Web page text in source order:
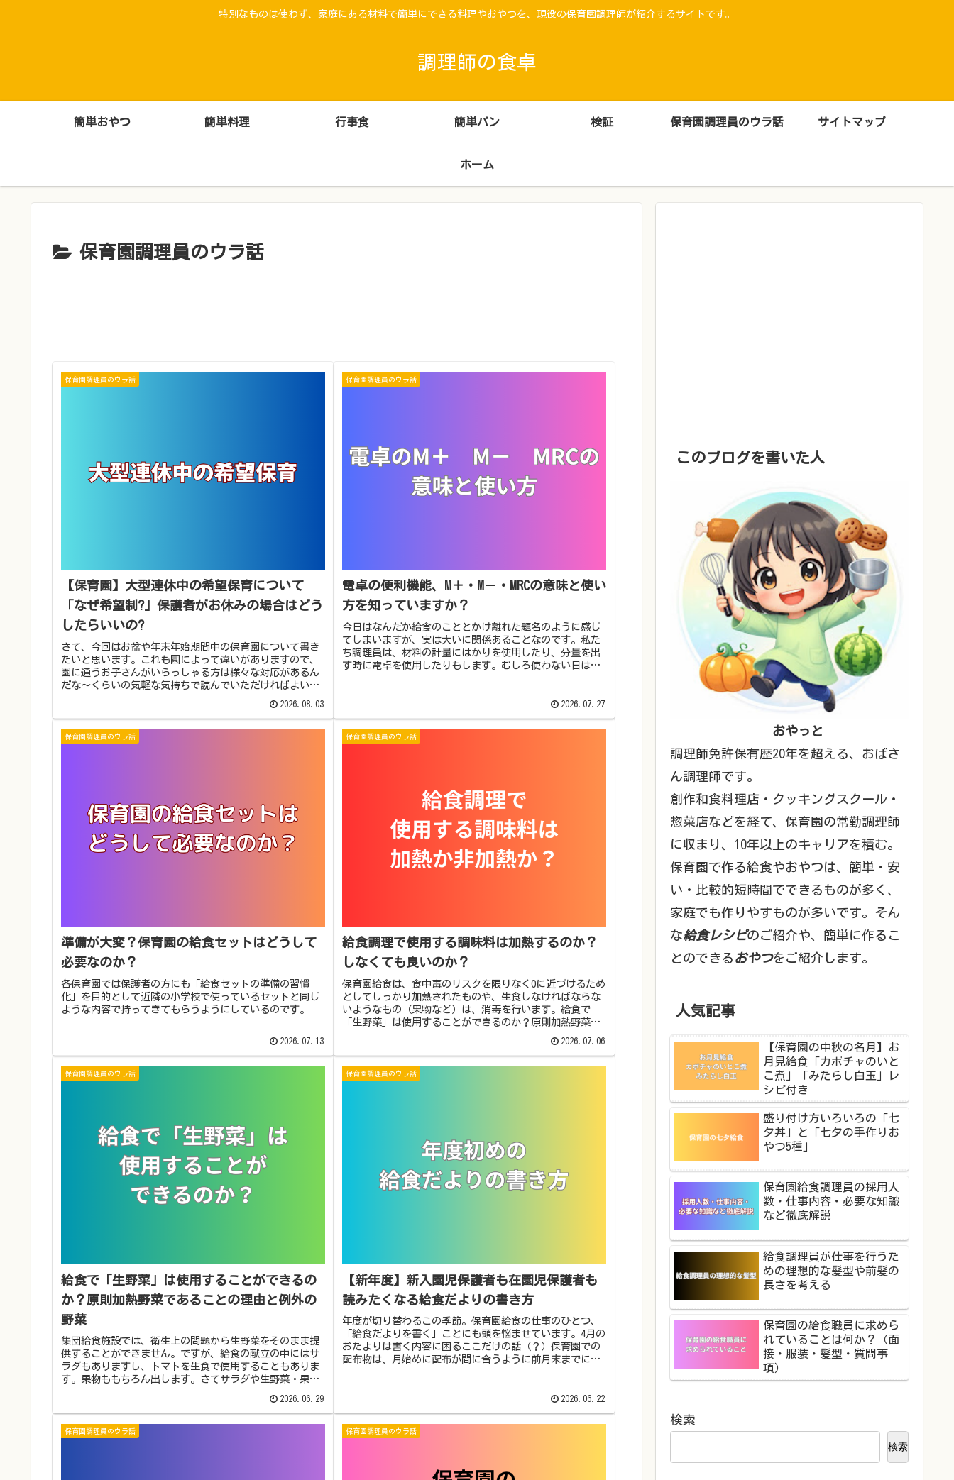
特別なものは使わず、家庭にある材料で簡単にできる料理やおやつを、現役の保育園調理師が紹介するサイトです。
調理師の食卓
簡単おやつ 簡単料理 行事食 簡単パン 検証 保育園調理員のウラ話 サイトマップ
ホーム
保育園調理員のウラ話
保育園調理員のウラ話
【保育園】大型連休中の希望保育について
「なぜ希望制?」保護者がお休みの場合はどう
したらいいの?
さて、今回はお盆や年末年始期間中の保育園について書き
たいと思います。これも園によって違いがありますので、
園に通うお子さんがいらっしゃる方は様々な対応があるん
だな～くらいの気軽な気持ちで読んでいただければよいか
2026.08.03
保育園調理員のウラ話
電卓の便利機能、M＋・M－・MRCの意味と使い
方を知っていますか？
今日はなんだか給食のこととかけ離れた題名のように感じ
てしまいますが、実は大いに関係あることなのです。私た
ち調理員は、材料の計量にはかりを使用したり、分量を出
す時に電卓を使用したりもします。むしろ使わない日はな
2026.07.27
保育園調理員のウラ話
準備が大変？保育園の給食セットはどうして
必要なのか？
各保育園では保護者の方にも「給食セットの準備の習慣
化」を目的として近隣の小学校で使っているセットと同じ
ような内容で持ってきてもらうようにしているのです。
2026.07.13
保育園調理員のウラ話
給食調理で使用する調味料は加熱するのか？
しなくても良いのか？
保育園給食は、食中毒のリスクを限りなく0に近づけるため
としてしっかり加熱されたものや、生食しなければならな
いようなもの（果物など）は、消毒を行います。給食で
「生野菜」は使用することができるのか？原則加熱野菜で
2026.07.06
保育園調理員のウラ話
給食で「生野菜」は使用することができるの
か？原則加熱野菜であることの理由と例外の
野菜
集団給食施設では、衛生上の問題から生野菜をそのまま提
供することができません。ですが、給食の献立の中にはサ
ラダもありますし、トマトを生食で使用することもありま
す。果物ももちろん出します。さてサラダや生野菜・果物
2026.06.29
保育園調理員のウラ話
【新年度】新入園児保護者も在園児保護者も
読みたくなる給食だよりの書き方
年度が切り替わるこの季節。保育園給食の仕事のひとつ、
「給食だよりを書く」ことにも頭を悩ませています。4月の
おたよりは書く内容に困るここだけの話（？）保育園での
配布物は、月始めに配布が間に合うように前月末までに完
2026.06.22
保育園調理員のウラ話 保育園調理員のウラ話
このブログを書いた人
おやっと
調理師免許保有歴20年を超える、おばさ
ん調理師です。
創作和食料理店・クッキングスクール・
惣菜店などを経て、保育園の常勤調理師
に収まり、10年以上のキャリアを積む。
保育園で作る給食やおやつは、簡単・安
い・比較的短時間でできるものが多く、
家庭でも作りやすものが多いです。そん
な給食レシピのご紹介や、簡単に作るこ
とのできる おやつをご紹介します。
人気記事
【保育園の中秋の名月】お
月見給食「カボチャのいと
こ煮」「みたらし白玉」レ
シピ付き
盛り付け方いろいろの「七
夕丼」と「七夕の手作りお
やつ5種」
保育園給食調理員の採用人
数・仕事内容・必要な知識
など徹底解説
給食調理員が仕事を行うた
めの理想的な髪型や前髪の
長さを考える
保育園の給食職員に求めら
れていることは何か？（面
接・服装・髪型・質問事
項）
検索
検索